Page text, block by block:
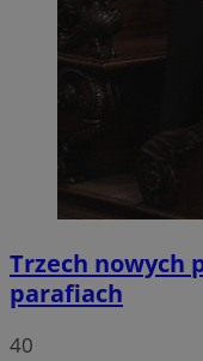
Trzech nowych
parafiach
40